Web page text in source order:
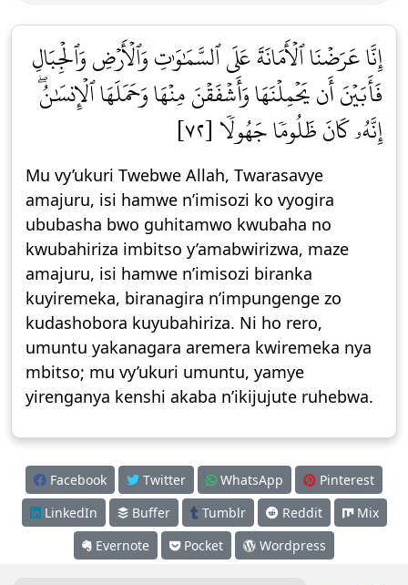
إِنَّا عَرَضۡنَا ٱلۡأَمَانَةَ عَلَى ٱلسَّمَٰوَٰتِ وَٱلۡأَرۡضِ وَٱلۡجِبَالِ
فَأَبَيۡنَ أَن يَحۡمِلۡنَهَا وَأَشۡفَقۡنَ مِنۡهَا وَحَمَلَهَا ٱلۡإِنسَٰنُۖ
إِنَّهُۥ كَانَ ظَلُومٗا جَهُولٗا [٧٢]
Mu vy’ukuri Twebwe Allah, Twarasavye
amajuru, isi hamwe n’imisozi ko vyogira
ububasha bwo guhitamwo kwubaha no
kwubahiriza imbitso y’amabwirizwa, maze
amajuru, isi hamwe n’imisozi biranka
kuyiremeka, biranagira n’impungenge zo
kudashobora kuyubahiriza. Ni ho rero,
umuntu yakanagara aremera kwiremeka nya
mbitso; mu vy’ukuri umuntu, yamye
yirenganya kenshi akaba n’ikijujute ruhebwa.
Facebook Twitter WhatsApp
Pinterest
LinkedIn
Buffer Tumblr Reddit
Mix
Evernote
Pocket Wordpress